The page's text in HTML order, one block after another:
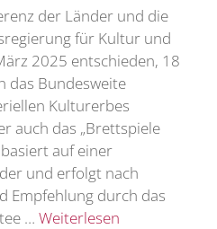
der Länder und die
für Kultur und
2025 entschieden, 18
das Bundesweite
Kulturerbes
auch das „Brettspiele
auf einer
und erfolgt nach
Empfehlung durch das
… Weiterlesen